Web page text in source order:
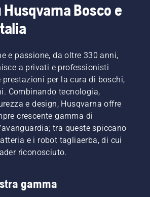
Husqvarna Bosco e
e passione, da oltre 330 anni,
a privati e professionisti
per la cura di boschi,
Combinando tecnologia,
e design, Husqvarna offre
crescente gamma di
tra queste spiccano
e i robot tagliaerba, di cui
riconosciuto.
gamma